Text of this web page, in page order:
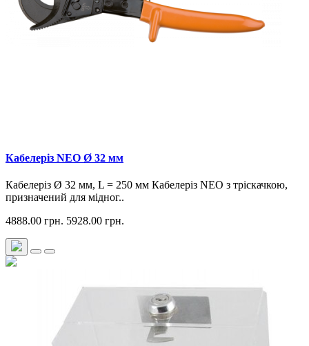
Кабелеріз NEO Ø 32 мм
Кабелеріз Ø 32 мм, L = 250 мм Кабелеріз NEO з тріскачкою,
призначений для мідног..
4888.00 грн. 5928.00 грн.